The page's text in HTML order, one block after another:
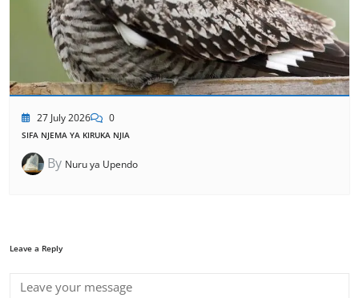
27 July 2026 0
SIFA NJEMA YA KIRUKA NJIA
By Nuru ya Upendo
Leave a Reply